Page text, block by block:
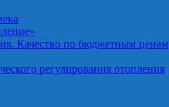
Качество по бюджетным ценам
регулирования отопления